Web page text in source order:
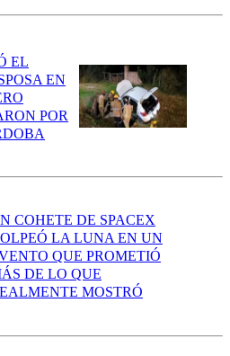
EL
EN
POR
COHETE DE SPACEX
LA LUNA EN UN
QUE PROMETIÓ
DE LO QUE
MOSTRÓ